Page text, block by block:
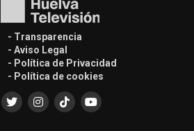
- Transparencia
- Aviso Legal
- Política de Privacidad
- Política de cookies